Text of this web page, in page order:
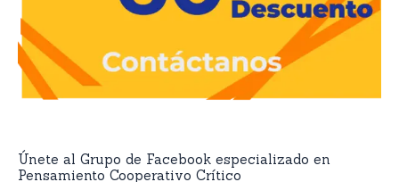
Únete al Grupo de Facebook especializado en
Pensamiento Cooperativo Crítico